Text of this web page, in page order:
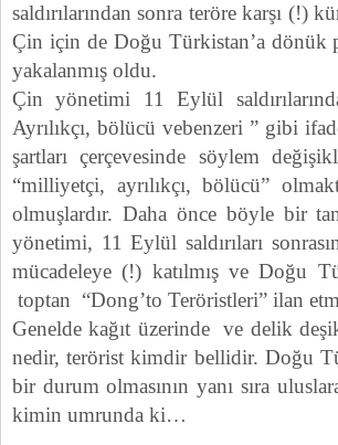
saldırılarından sonra teröre karşı (!)
Çin için de Doğu Türkistan’a dönük
yakalanmış oldu.
Çin yönetimi 11 Eylül
Ayrılıkçı, bölücü vebenzeri ” gibi
şartları çerçevesinde söylem
“milliyetçi, ayrılıkçı, bölücü”
olmuşlardır. Daha önce böyle bir
yönetimi, 11 Eylül saldırıları
mücadeleye (!) katılmış ve Doğu
toptan “Dong’to Teröristleri” ilan
Genelde kağıt üzerinde ve delik
nedir, terörist kimdir bellidir. Doğu
bir durum olmasının yanı sıra
kimin umrunda ki…